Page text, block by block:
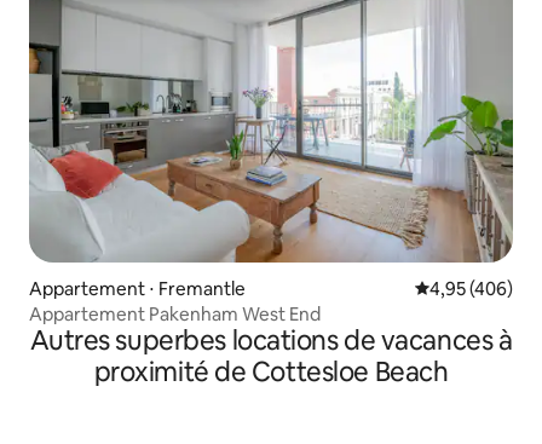
Appartement ⋅ Fremantle Évaluation
4,95 (406)
Appartement Pakenham West End
Autres superbes locations de vacances à
proximité de Cottesloe Beach